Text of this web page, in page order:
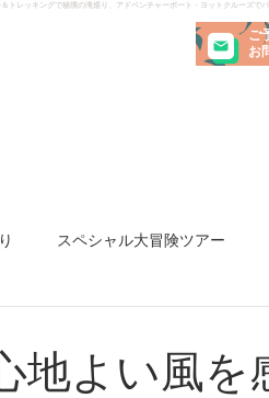
レッキングで秘境の滝巡り、アドベンチャーボート・ヨットクルーズで
ご
お
スペシャル大冒険ツアー
地よい風を